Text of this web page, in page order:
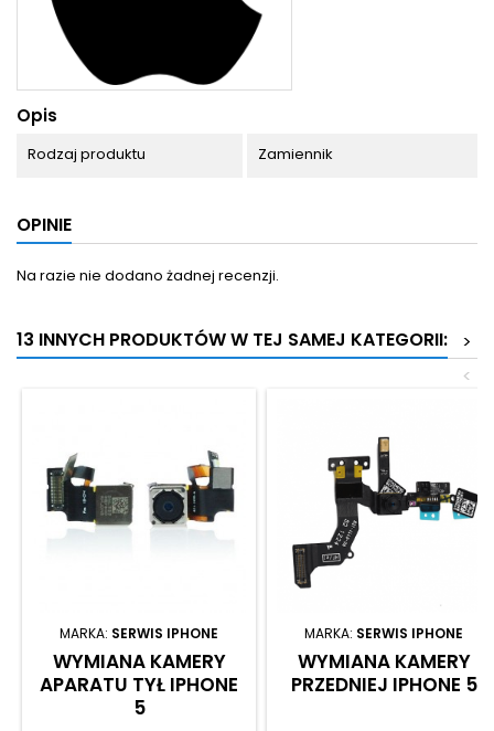
Opis
Rodzaj produktu Zamiennik
OPINIE
Na razie nie dodano żadnej recenzji.
13 INNYCH PRODUKTÓW W TEJ SAMEJ KATEGORII:
>
<
MARKA: SERWIS IPHONE
WYMIANA KAMERY
APARATU TYŁ IPHONE
5
MARKA: SERWIS IPHONE
WYMIANA KAMERY
PRZEDNIEJ IPHONE 5